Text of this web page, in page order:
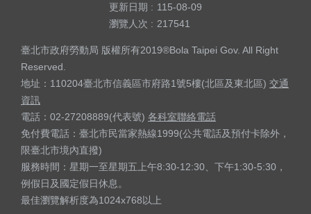
更新日期
115-08-09
瀏覽人次
217541
臺北市政府勞動局 版權所有2019®Bola Taipei Gov. All Right
Reserved.
地址：110204臺北市信義區市府路1號5樓(北區及東北區) 交通
資訊
電話：02-27208889(代表號) 各科室聯絡電話
免付費電話：臺北市民當家熱線1999(公共電話及預付卡除外，
限臺北市境內直撥)
服務時間：星期一至星期五上午8:30-12:30、下午1:30-5:30，
例假日及國定假日休息。
最佳瀏覽解析度為1024x768以上